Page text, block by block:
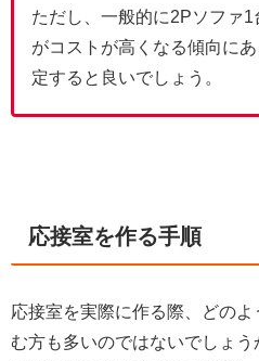
ただし、一般的に2Pソファ
がコストが高くなる傾向に
定すると良いでしょう。
応接室を作る手順
応接室を実際に作る際、どの
む方も多いのではないでしょ